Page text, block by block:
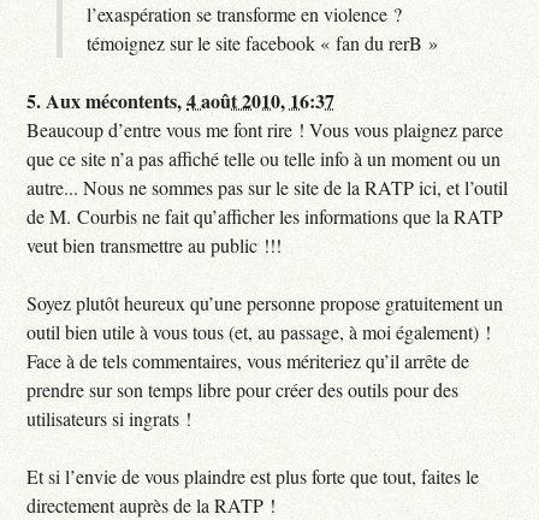
l’exaspération se transforme en violence ?
témoignez sur le site facebook « fan du rerB »
5.Aux mécontents,4 août 2010, 16:37
Beaucoup d’entre vous me font rire ! Vous vous plaignez parce
que ce site n’a pas affiché telle ou telle info à un moment ou un
autre... Nous ne sommes pas sur le site de la RATP ici, et l’outil
de M. Courbis ne fait qu’afficher les informations que la RATP
veut bien transmettre au public !!!
Soyez plutôt heureux qu’une personne propose gratuitement un
outil bien utile à vous tous (et, au passage, à moi également) !
Face à de tels commentaires, vous mériteriez qu’il arrête de
prendre sur son temps libre pour créer des outils pour des
utilisateurs si ingrats !
Et si l’envie de vous plaindre est plus forte que tout, faites le
directement auprès de la RATP !